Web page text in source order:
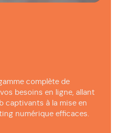
complète de
besoins en ligne, allant
captivants à la mise en
numérique efficaces.